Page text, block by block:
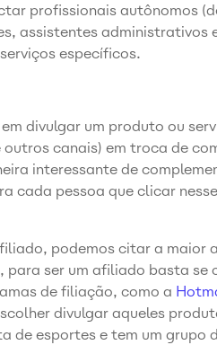
profissionais autônomos
assistentes administrativos
específicos.
divulgar um produto ou
canais) em troca de
interessante de
cada pessoa que clicar
podemos citar a maior
para ser um afiliado basta se
de filiação, como a
divulgar aqueles
de esportes e tem um grupo